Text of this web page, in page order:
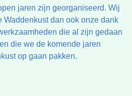
jaren zijn georganiseerd. Wij
dan ook onze dank
die al zijn gedaan
die we de komende jaren
op gaan pakken.